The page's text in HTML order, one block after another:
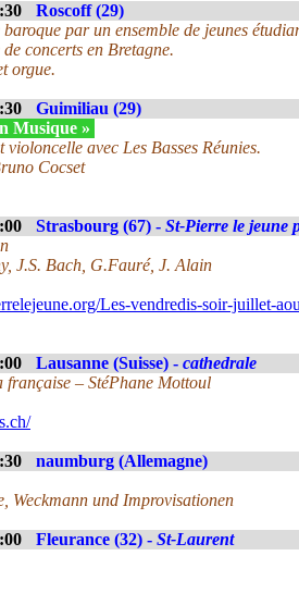
Roscoff (29)
par un ensemble de jeunes
concerts en Bretagne.
orgue.
Guimiliau (29)
Musique »
avec Les Basses Réunies.
Cocset
Strasbourg (67) - St-Pierre le jeune
J.S. Bach, G.Fauré, J. Alain
Les-vendredis-soir-juillet-
Lausanne (Suisse) - cathedrale
française – StéPhane Mottoul
naumburg (Allemagne)
Weckmann und Improvisationen
Fleurance (32) - St-Laurent